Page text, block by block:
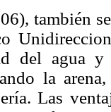
también
del agua y
la
Las